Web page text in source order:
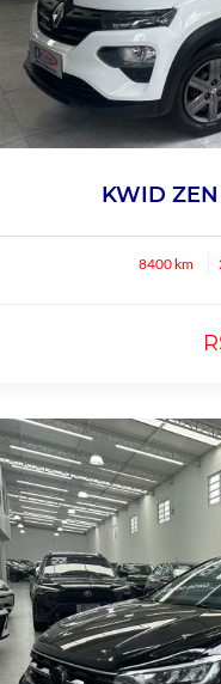
KWID
8400 km